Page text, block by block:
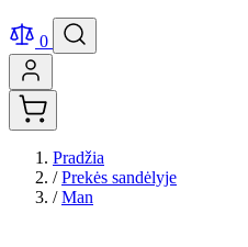
0
Pradžia
/ Prekės sandėlyje
/ Man